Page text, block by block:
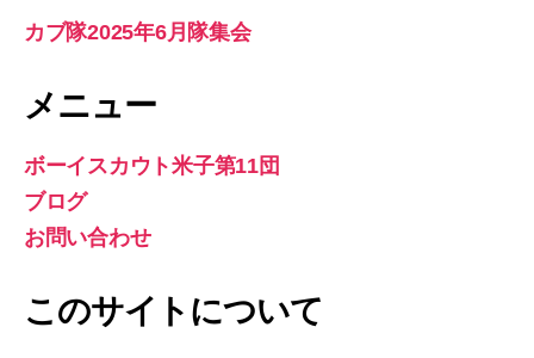
カブ隊2025年6月隊集会
メニュー
ボーイスカウト米子第11団
ブログ
お問い合わせ
このサイトについて